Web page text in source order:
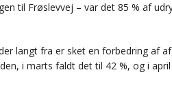
til Frøslevvej – var det 85 % af
langt fra er sket en forbedring af
i marts faldt det til 42 %, og i